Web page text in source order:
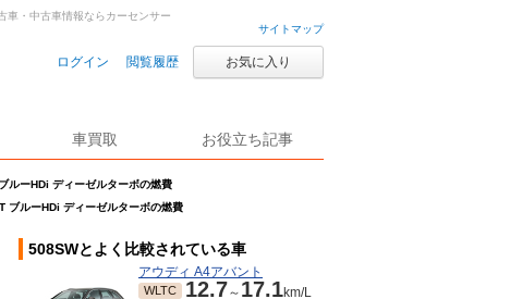
サイトマップ
ログイン 閲覧履歴 お気に入り
車買取 お役立ち記事
ルーHDi ディーゼルターボの燃費
ブルーHDi ディーゼルターボの燃費
車・中古車情報ならカーセンサー
508SWとよく比較されている車
アウディ A4アバント
WLTC 12.7～ 17.1km/L